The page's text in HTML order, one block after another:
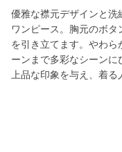
優雅な襟元デザインと洗
ワンピース。胸元のボ
を引き立てます。やわ
ーンまで多彩なシーンに
上品な印象を与え、着る